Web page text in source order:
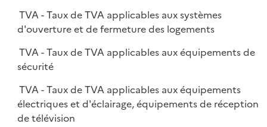
TVA - Taux de TVA applicables aux systèmes
d'ouverture et de fermeture des logements
TVA - Taux de TVA applicables aux équipements de
sécurité
TVA - Taux de TVA applicables aux équipements
électriques et d'éclairage, équipements de réception
de télévision